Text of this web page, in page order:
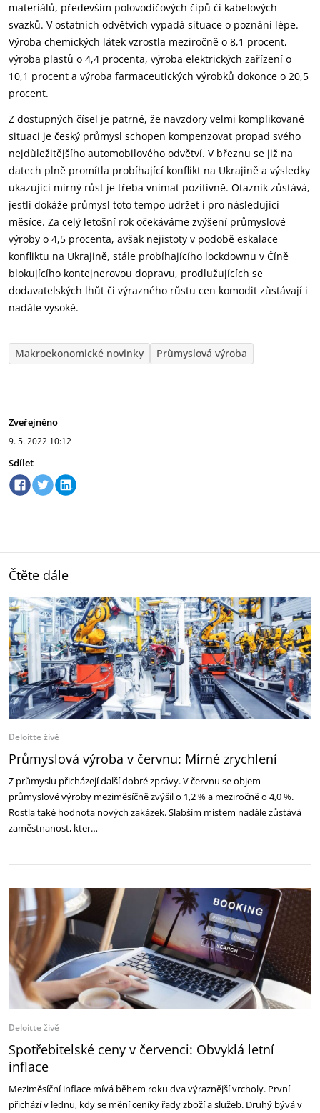
materiálů, především polovodičových čipů či kabelových
svazků. V ostatních odvětvích vypadá situace o poznání lépe.
Výroba chemických látek vzrostla meziročně o 8,1 procent,
výroba plastů o 4,4 procenta, výroba elektrických zařízení o
10,1 procent a výroba farmaceutických výrobků dokonce o 20,5
procent.
Z dostupných čísel je patrné, že navzdory velmi komplikované
situaci je český průmysl schopen kompenzovat propad svého
nejdůležitějšího automobilového odvětví. V březnu se již na
datech plně promítla probíhající konflikt na Ukrajině a výsledky
ukazující mírný růst je třeba vnímat pozitivně. Otazník zůstává,
jestli dokáže průmysl toto tempo udržet i pro následující
měsíce. Za celý letošní rok očekáváme zvýšení průmyslové
výroby o 4,5 procenta, avšak nejistoty v podobě eskalace
konfliktu na Ukrajině, stále probíhajícího lockdownu v Číně
blokujícího kontejnerovou dopravu, prodlužujících se
dodavatelských lhůt či výrazného růstu cen komodit zůstávají i
nadále vysoké.
Makroekonomické novinky Průmyslová výroba
Zveřejněno
9. 5. 2022 10:12
Sdílet
Čtěte dále
Deloitte živě
Průmyslová výroba v červnu: Mírné zrychlení
Z průmyslu přicházejí další dobré zprávy. V červnu se objem
průmyslové výroby meziměsíčně zvýšil o 1,2 % a meziročně o 4,0 %.
Rostla také hodnota nových zakázek. Slabším místem nadále zůstává
zaměstnanost, kter…
Deloitte živě
Spotřebitelské ceny v červenci: Obvyklá letní
inflace
Meziměsíční inflace mívá během roku dva výraznější vrcholy. První
přichází v lednu, kdy se mění ceníky řady zboží a služeb. Druhý bývá v